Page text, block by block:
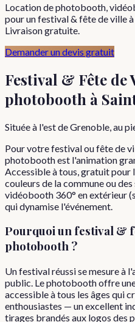
Location de photobooth,
pour un festival & fête de ville
Livraison gratuite.
Demander un devis gratuit
Festival & Fête de
photobooth à
Située à l'est de Grenoble, au
Pour votre festival ou fête de
photobooth est l'animation
Accessible à tous, gratuit pour
couleurs de la commune ou
vidéobooth 360° en extérieur
qui dynamise l'événement.
Pourquoiunfestival &
photobooth ?
Un festival réussi se mesure à
public. Le photobooth offre
accessible à tous les âges qui
enthousiastes — un excellent
tirages brandés aux logos des